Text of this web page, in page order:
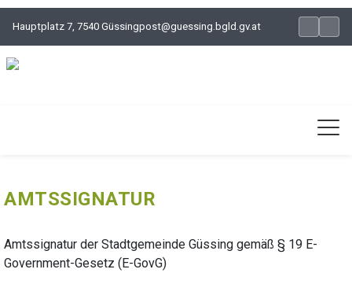
Hauptplatz 7, 7540 Güssingpost@guessing.bgld.gv.at
AMTSSIGNATUR
Amtssignatur der Stadtgemeinde Güssing gemäß § 19 E-
Government-Gesetz (E-GovG)